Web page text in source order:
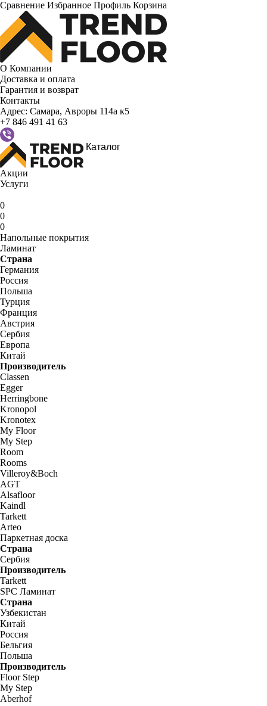
Сравнение Избранное Профиль Корзина
О Компании
Доставка и оплата
Гарантия и возврат
Контакты
Адрес: Самара, Авроры 114а к5
+7 846 491 41 63
Каталог
Акции
Услуги
0
0
0
Напольные покрытия
Ламинат
Страна
Германия
Россия
Польша
Турция
Франция
Австрия
Сербия
Европа
Китай
Производитель
Classen
Egger
Herringbone
Kronopol
Kronotex
My Floor
My Step
Room
Rooms
Villeroy&Boch
AGT
Alsafloor
Kaindl
Tarkett
Arteo
Паркетная доска
Страна
Сербия
Производитель
Tarkett
SPC Ламинат
Страна
Узбекистан
Китай
Россия
Бельгия
Польша
Производитель
Floor Step
My Step
Aberhof